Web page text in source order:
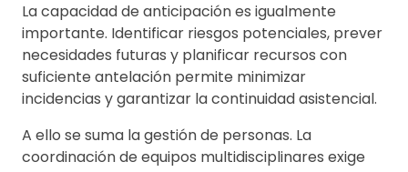
La capacidad de anticipación es igualmente
importante. Identificar riesgos potenciales, prever
necesidades futuras y planificar recursos con
suficiente antelación permite minimizar
incidencias y garantizar la continuidad asistencial.
A ello se suma la gestión de personas. La
coordinación de equipos multidisciplinares exige